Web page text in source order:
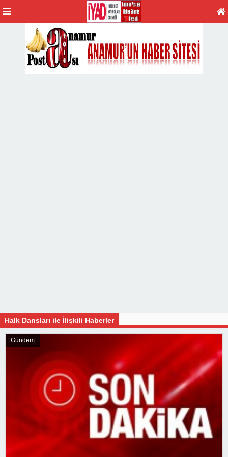
Halk Dansları ile İlişkili Haberler
Gündem